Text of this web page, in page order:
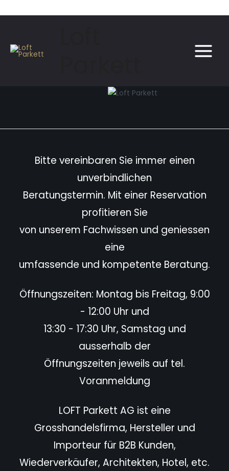
Bitte vereinbaren Sie immer einen
unverbindlichen
Beratungstermin. Mit einer Reservation
profitieren Sie
von unserem Fachwissen und geniessen
eine
umfassende und kompetente Beratung.
Öffnungszeiten: Montag bis Freitag, 9:00
- 12:00 Uhr und
13:30 - 17:30 Uhr, Samstag und
ausserhalb der
Öffnungszeiten jeweils auf tel.
Voranmeldung
LOFT Parkett AG ist eine
Grosshandelsfirma, Hersteller und
Importeur für B2B Kunden,
Wiederverkäufer, Architekten, Hotel, etc.